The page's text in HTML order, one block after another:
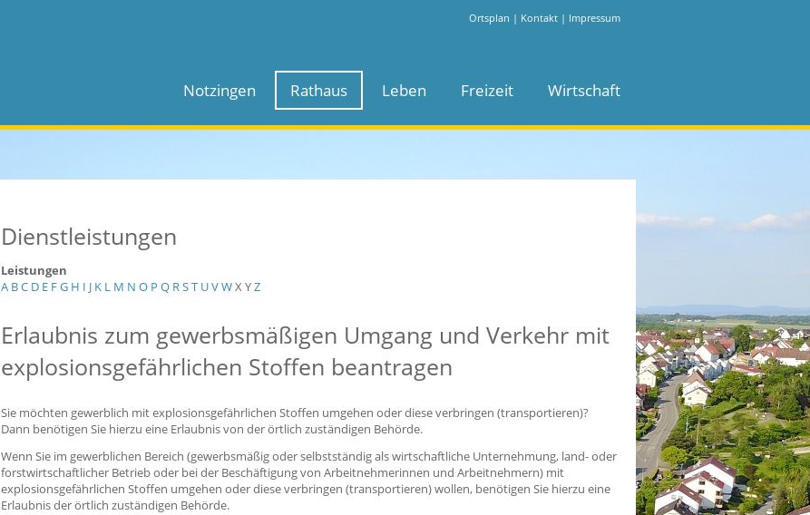
Ortsplan | Kontakt | Impressum
Notzingen Rathaus Leben Freizeit Wirtschaft
Dienstleistungen
Leistungen
A BC D E FG H I J K L M N O P Q RST UVWXYZ
Erlaubnis zum gewerbsmäßigen Umgang und Verkehr mit
explosionsgefährlichen Stoffen beantragen
Sie möchten gewerblich mit explosionsgefährlichen Stoffen umgehen oder diese verbringen (transportieren)?
Dann benötigen Sie hierzu eine Erlaubnis von der örtlich zuständigen Behörde.
Wenn Sie im gewerblichen Bereich (gewerbsmäßig oder selbstständig als wirtschaftliche Unternehmung, land- oder
forstwirtschaftlicher Betrieb oder bei der Beschäftigung von Arbeitnehmerinnen und Arbeitnehmern) mit
explosionsgefährlichen Stoffen umgehen oder diese verbringen (transportieren) wollen, benötigen Sie hierzu eine
Erlaubnis der örtlich zuständigen Behörde.